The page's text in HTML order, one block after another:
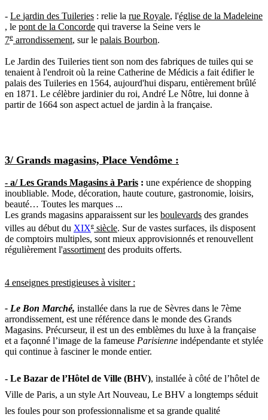
- Le jardin des Tuileries : relie la rue Royale, l'église de la Madeleine
, le pont de la Concorde qui traverse la Seine vers le
7e arrondissement, sur le palais Bourbon.
Le Jardin des Tuileries tient son nom des fabriques de tuiles qui se
tenaient à l'endroit où la reine Catherine de Médicis a fait édifier le
palais des Tuileries en 1564, aujourd'hui disparu, entièrement brûlé
en 1871. Le célèbre jardinier du roi, André Le Nôtre, lui donne à
partir de 1664 son aspect actuel de jardin à la française.
3/ Grands magasins, Place Vendôme :
- a/ Les Grands Magasins à Paris : une expérience de shopping
inoubliable. Mode, décoration, haute couture, gastronomie, loisirs,
beauté… Toutes les marques ...
Les grands magasins apparaissent sur les boulevards des grandes
villes au début du XIXe siècle. Sur de vastes surfaces, ils disposent
de comptoirs multiples, sont mieux approvisionnés et renouvellent
régulièrement l'assortiment des produits offerts.
4 enseignes prestigieuses à visiter :
- Le Bon Marché, installée dans la rue de Sèvres dans le 7ème
arrondissement, est une référence dans le monde des Grands
Magasins. Précurseur, il est un des emblèmes du luxe à la française
et a façonné l’image de la fameuse Parisienne indépendante et stylée
qui continue à fasciner le monde entier.
- Le Bazar de l’Hôtel de Ville (BHV), installée à côté de l’hôtel de
Ville de Paris, a un style Art Nouveau, Le BHV a longtemps séduit
les foules pour son professionnalisme et sa grande qualité